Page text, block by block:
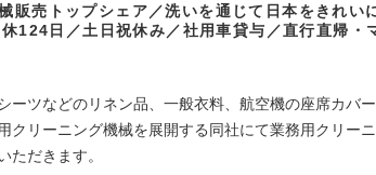
販売トップシェア／洗いを通じて日本をきれい
124日／土日祝休み／社用車貸与／直行直帰・
ーツなどのリネン品、一般衣料、航空機の座席カバ
クリーニング機械を展開する同社にて業務用クリーニ
ただきます。